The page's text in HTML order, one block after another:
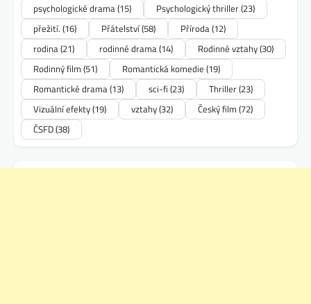
psychologické drama(15) Psychologický thriller(23)
přežití. (16) Přátelství(58) Příroda(12)
rodina(21) rodinné drama(14) Rodinné vztahy(30)
Rodinný film (51) Romantická komedie (19)
Romantické drama(13) sci-fi (23) Thriller(23)
Vizuální efekty(19) vztahy(32) Český film (72)
ČSFD(38)